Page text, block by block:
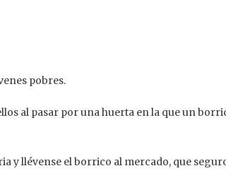
pobres.
al pasar por una huerta en la que un
llévense el borrico al mercado, que